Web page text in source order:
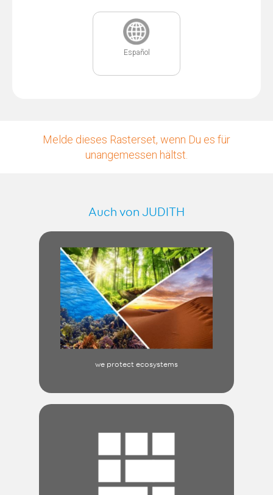
Español
Melde dieses Rasterset, wenn Du es für
unangemessen hältst.
Auch von JUDITH
we protect ecosystems